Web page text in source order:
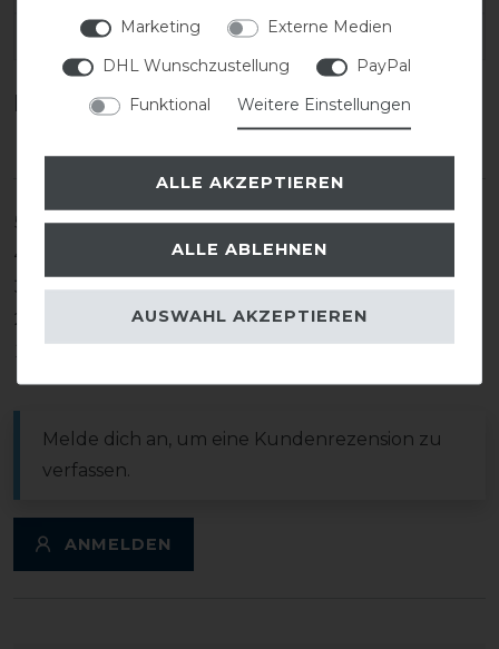
Kundenrezensionen (0)
5
0
4
0
3
0
2
0
1
Melde dich an, um eine Kundenrezension zu
verfassen.
ANMELDEN
Marketing
Externe Medien
DHL Wunschzustellung
PayPal
Funktional
Weitere Einstellungen
ALLE AKZEPTIEREN
ALLE ABLEHNEN
AUSWAHL AKZEPTIEREN